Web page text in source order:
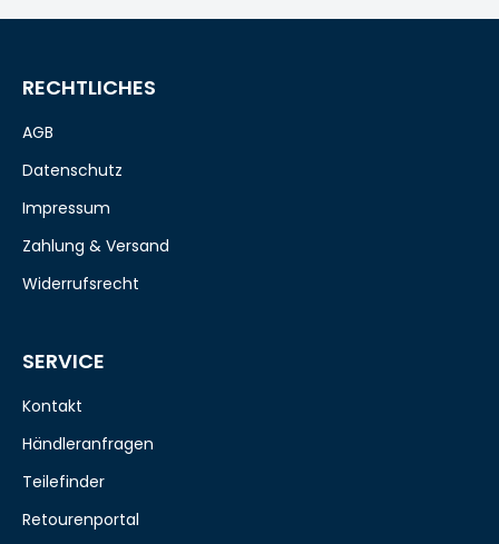
RECHTLICHES
AGB
Datenschutz
Impressum
Zahlung & Versand
Widerrufsrecht
SERVICE
Kontakt
Händleranfragen
Teilefinder
Retourenportal